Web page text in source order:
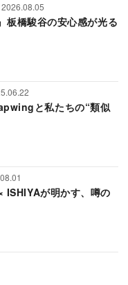
2026.08.05
板橋駿谷の安心感が光る
と私たちの“類似
ISHIYAが明かす、噂の